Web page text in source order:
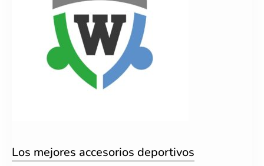
Los mejores accesorios deportivos